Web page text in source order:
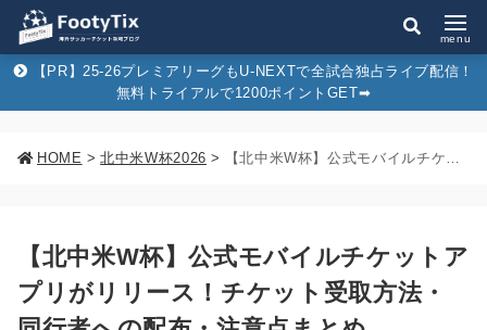
menu
【PR】25-26プレミアリーグもU-NEXTで全試合独占ライブ配信！
無料トライアルで1200ポイントGET➡︎
HOME > 北中米W杯2026 > 【北中米W杯】公式モバイルチケットアプリがリリース！チケット受取方法・同行者への配布・注意点まとめ
【北中米W杯】公式モバイルチケットア
プリがリリース！チケット受取方法・